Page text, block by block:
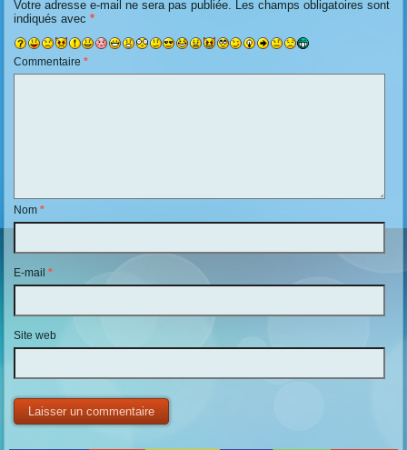
Votre adresse e-mail ne sera pas publiée. Les champs obligatoires sont
indiqués avec*
Commentaire*
Nom*
E-mail*
Site web